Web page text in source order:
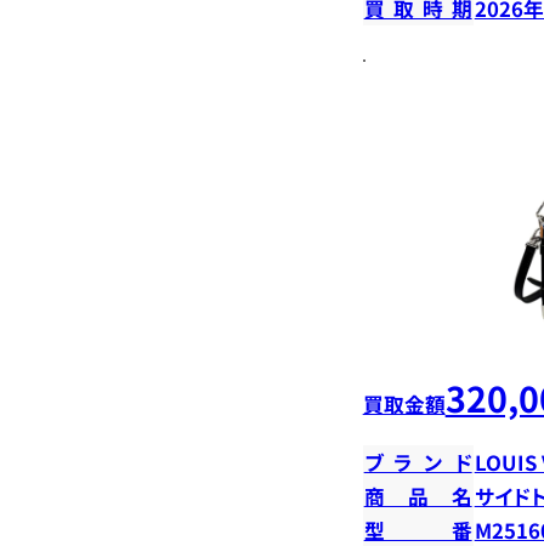
買取時期2026
買取金額
ブランドLOUIS
商品名 サイド
型番